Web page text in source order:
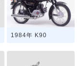
1984年 K90